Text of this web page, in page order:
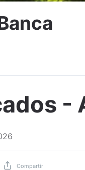
-
Compartir